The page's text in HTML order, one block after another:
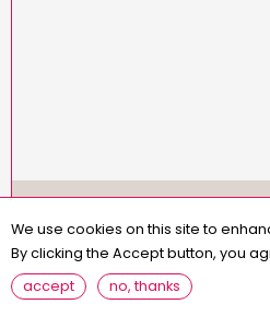
Menu
Pied
de
page
assemblées générales
contact
mentions légales
We use cookies on this site to
By clicking the Accept button, you
accept
no, thanks